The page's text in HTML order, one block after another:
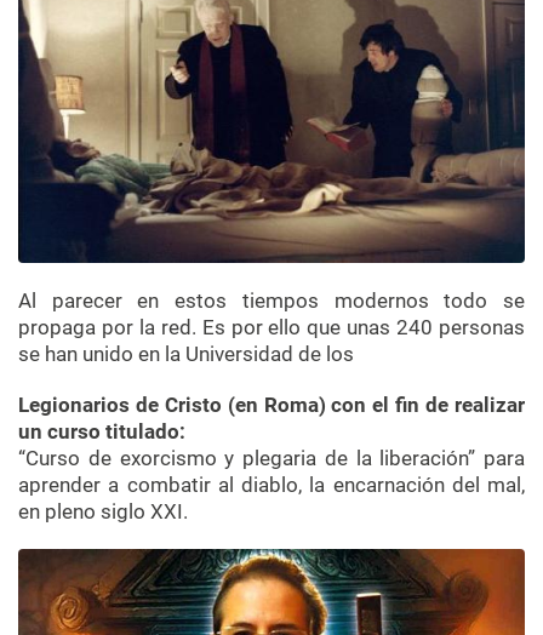
Al parecer en estos tiempos modernos todo se
propaga por la red. Es por ello que unas 240 personas
se han unido en la Universidad de los
Legionarios de Cristo (en Roma) con el fin de realizar
un curso titulado:
“Curso de exorcismo y plegaria de la liberación” para
aprender a combatir al diablo, la encarnación del mal,
en pleno siglo XXI.